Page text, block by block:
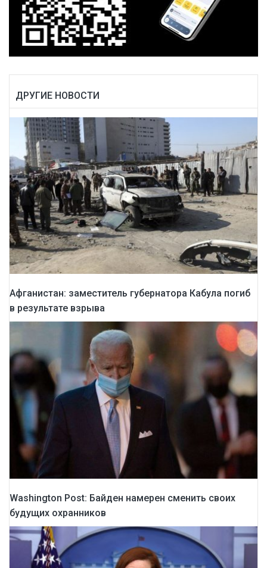
ДРУГИЕ НОВОСТИ
Афганистан: заместитель губернатора Кабула погиб
в результате взрыва
Washington Post: Байден намерен сменить своих
будущих охранников